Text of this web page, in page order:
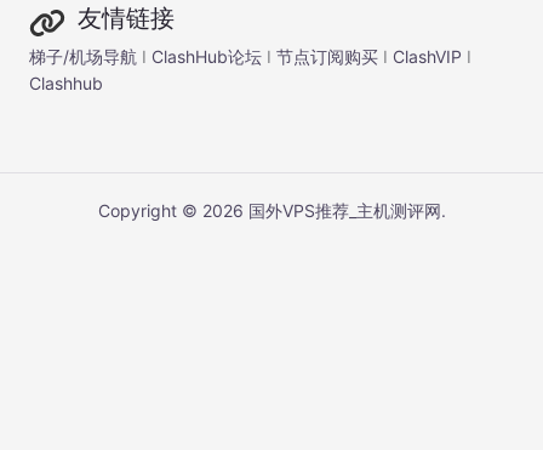
友情链接
梯子/机场导航 I ClashHub论坛 I 节点订阅购买 I ClashVIP I
Clashhub
Copyright © 2026 国外VPS推荐_主机测评网.